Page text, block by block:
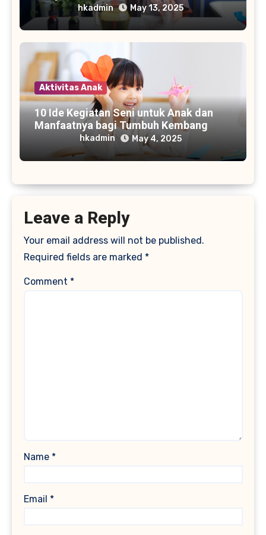
hkadmin May 13, 2025
Aktivitas Anak
10 Ide Kegiatan Seni untuk Anak dan
Manfaatnya bagi Tumbuh Kembang
hkadmin May 4, 2025
Leave a Reply
Your email address will not be published.
Required fields are marked *
Comment *
Name *
Email *